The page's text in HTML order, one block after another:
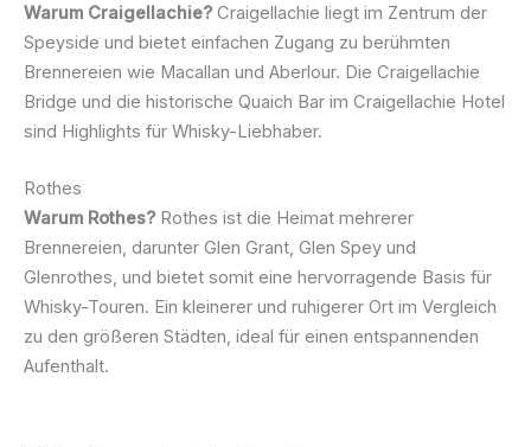
Warum Craigellachie? Craigellachie liegt im Zentrum der
Speyside und bietet einfachen Zugang zu berühmten
Brennereien wie Macallan und Aberlour. Die Craigellachie
Bridge und die historische Quaich Bar im Craigellachie Hotel
sind Highlights für Whisky-Liebhaber.
Rothes
Warum Rothes? Rothes ist die Heimat mehrerer
Brennereien, darunter Glen Grant, Glen Spey und
Glenrothes, und bietet somit eine hervorragende Basis für
Whisky-Touren. Ein kleinerer und ruhigerer Ort im Vergleich
zu den größeren Städten, ideal für einen entspannenden
Aufenthalt.